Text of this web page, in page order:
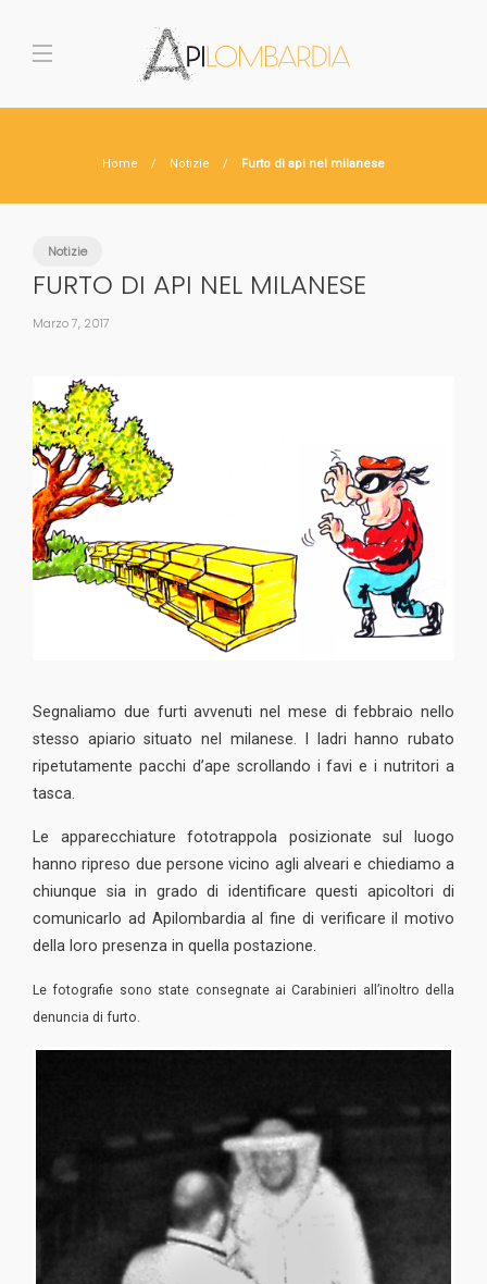
Home Notizie Furto di api nel milanese
Notizie
FURTO DI API NEL MILANESE
Marzo 7, 2017
Segnaliamo due furti avvenuti nel mese di febbraio nello
stesso apiario situato nel milanese. I ladri hanno rubato
ripetutamente pacchi d’ape scrollando i favi e i nutritori a
tasca.
Le apparecchiature fototrappola posizionate sul luogo
hanno ripreso due persone vicino agli alveari e chiediamo a
chiunque sia in grado di identificare questi apicoltori di
comunicarlo ad Apilombardia al fine di verificare il motivo
della loro presenza in quella postazione.
Le fotografie sono state consegnate ai Carabinieri all’inoltro della
denuncia di furto.